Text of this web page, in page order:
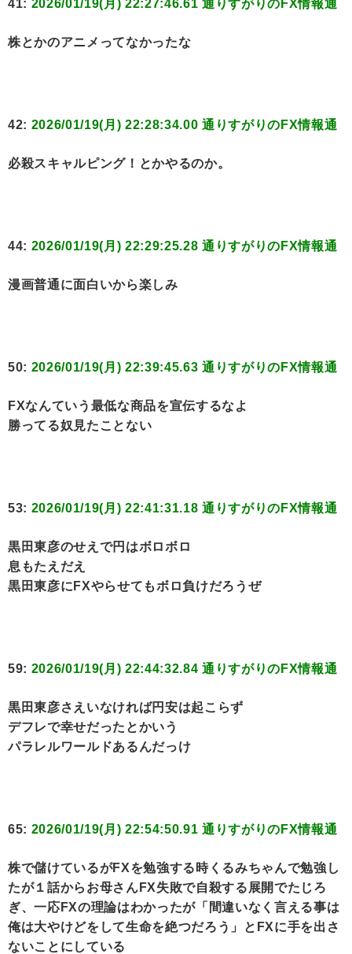
41: 2026/01/19(月) 22:27:46.61 通りすがりのFX情報通
株とかのアニメってなかったな
42: 2026/01/19(月) 22:28:34.00 通りすがりのFX情報通
必殺スキャルピング！とかやるのか。
44: 2026/01/19(月) 22:29:25.28 通りすがりのFX情報通
漫画普通に面白いから楽しみ
50: 2026/01/19(月) 22:39:45.63 通りすがりのFX情報通
FXなんていう最低な商品を宣伝するなよ
勝ってる奴見たことない
53: 2026/01/19(月) 22:41:31.18 通りすがりのFX情報通
黒田東彦のせえで円はボロボロ
息もたえだえ
黒田東彦にFXやらせてもボロ負けだろうぜ
59: 2026/01/19(月) 22:44:32.84 通りすがりのFX情報通
黒田東彦さえいなければ円安は起こらず
デフレで幸せだったとかいう
パラレルワールドあるんだっけ
65: 2026/01/19(月) 22:54:50.91 通りすがりのFX情報通
株で儲けているがFXを勉強する時くるみちゃんで勉強し
たが１話からお母さんFX失敗で自殺する展開でたじろ
ぎ、一応FXの理論はわかったが「間違いなく言える事は
俺は大やけどをして生命を絶つだろう」とFXに手を出さ
ないことにしている